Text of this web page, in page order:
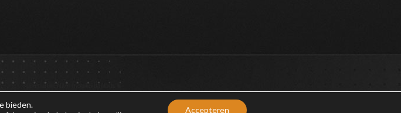
bieden.
Accepteren